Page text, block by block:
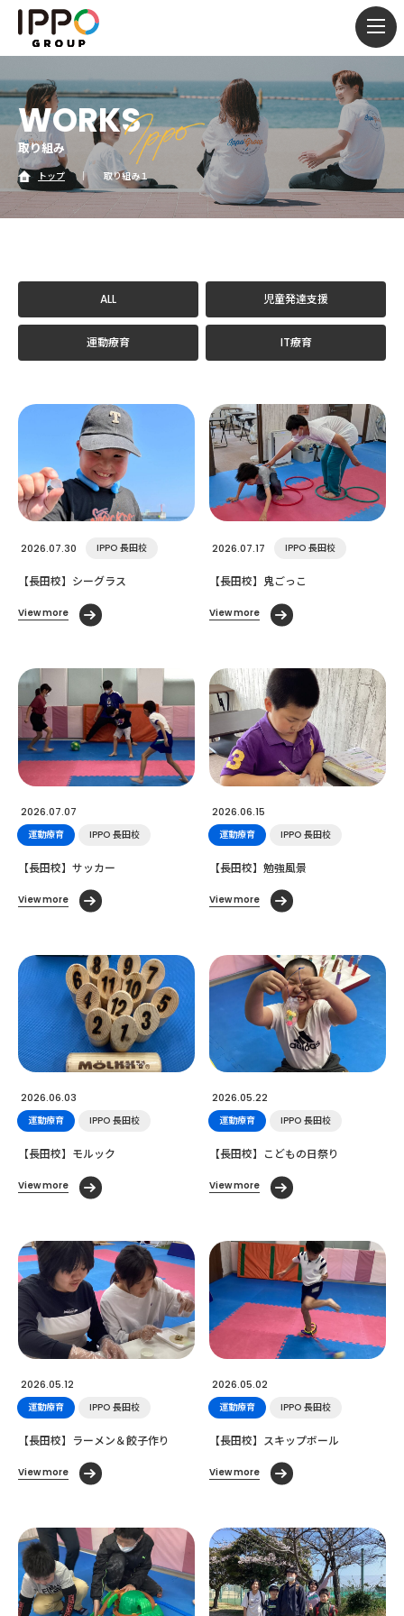
WORKS
取り組み
トップ ｜ 取り組み１
ALL 児童発達支援
運動療育 IT療育
2026.07.30 IPPO 長田校
【長田校】シーグラス
View more
2026.07.17 IPPO 長田校
【長田校】鬼ごっこ
View more
2026.07.07
運動療育 IPPO 長田校
【長田校】サッカー
View more
2026.06.15
運動療育 IPPO 長田校
【長田校】勉強風景
View more
2026.06.03
運動療育 IPPO 長田校
【長田校】モルック
View more
2026.05.22
運動療育 IPPO 長田校
【長田校】こどもの日祭り
View more
2026.05.12
運動療育 IPPO 長田校
【長田校】ラーメン＆餃子作り
View more
2026.05.02
運動療育 IPPO 長田校
【長田校】スキップボール
View more